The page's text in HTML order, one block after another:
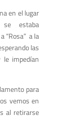
en el lugar
estaba
“Rosa” a la
las
impedían
para
vemos en
al retirarse